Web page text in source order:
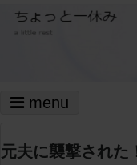
menu
元夫に襲撃され